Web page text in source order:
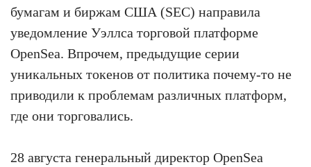
бумагам и биржам США (SEC) направила
уведомление Уэллса торговой платформе
OpenSea. Впрочем, предыдущие серии
уникальных токенов от политика почему-то не
приводили к проблемам различных платформ,
где они торговались.
28 августа генеральный директор OpenSea